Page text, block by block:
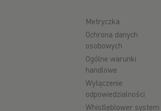
Metryczka
Ochrona danych
osobowych
Ogólne warunki
handlowe
Wyłączenie
odpowiedzialności
Whistleblower system